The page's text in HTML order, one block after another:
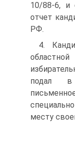
10/88-6, и
отчет
РФ.
4.
подал в
месту